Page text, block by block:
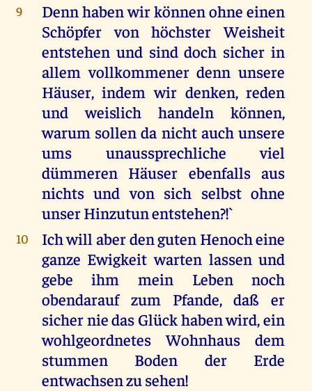
9
Denn haben wir können ohne einen
Schöpfer von höchster Weisheit
entstehen und sind doch sicher in
allem vollkommener denn unsere
Häuser, indem wir denken, reden
und weislich handeln können,
warum sollen da nicht auch unsere
ums unaussprechliche viel
dümmeren Häuser ebenfalls aus
nichts und von sich selbst ohne
unser Hinzutun entstehen?!`
10
Ich will aber den guten Henoch eine
ganze Ewigkeit warten lassen und
gebe ihm mein Leben noch
obendarauf zum Pfande, daß er
sicher nie das Glück haben wird, ein
wohlgeordnetes Wohnhaus dem
stummen Boden der Erde
entwachsen zu sehen!